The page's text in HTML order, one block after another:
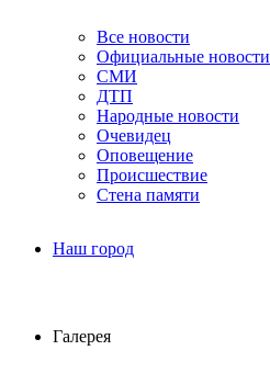
Все новости
Официальные новости
СМИ
ДТП
Народные новости
Очевидец
Оповещение
Происшествие
Стена памяти
Наш город
Галерея